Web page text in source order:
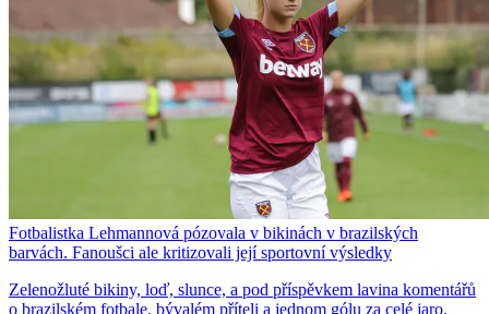
Fotbalistka Lehmannová pózovala v bikinách v brazilských
barvách. Fanoušci ale kritizovali její sportovní výsledky
Zelenožluté bikiny, loď, slunce, a pod příspěvkem lavina komentářů
o brazilském fotbale, bývalém příteli a jednom gólu za celé jaro.